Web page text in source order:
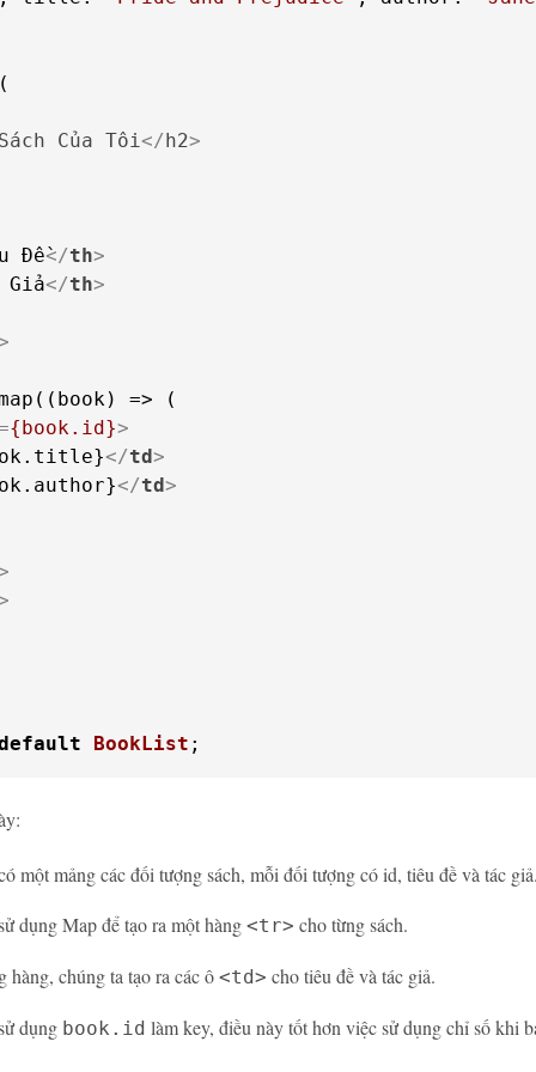
Của Tôi</h2>
Đề</th>
Giả</th>
{book.id}>
</td>
</td>
BookList ;
một mảng các đối tượng sách, mỗi đối tượng có id, tiêu đề và tác
dụng Map để tạo ra một hàng <tr> cho từng sách.
hàng, chúng ta tạo ra các ô <td> cho tiêu đề và tác giả.
dụng book.id làm key, điều này tốt hơn việc sử dụng chỉ số khi